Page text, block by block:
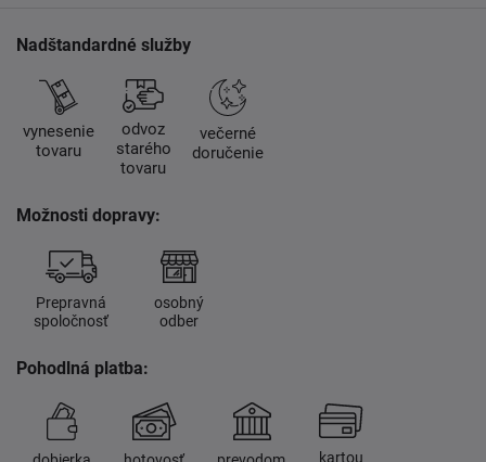
Nadštandardné služby
vynesenie
tovaru
odvoz
starého
tovaru
večerné
doručenie
Možnosti dopravy:
Prepravná
spoločnosť
osobný
odber
Pohodlná platba:
kartou